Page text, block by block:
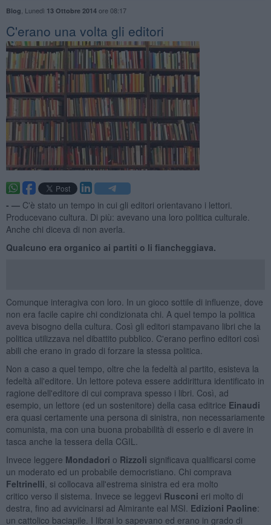
Blog Lunedì 13 Ottobre 2014ore 08:17
​C'erano una volta gli editori
- — C'è stato un tempo in cui gli editori orientavano i lettori.
Producevano cultura. Di più: avevano una loro politica culturale.
Anche chi diceva di non averla.
Qualcuno era organico ai partiti o li fiancheggiava.
Comunque interagiva con loro. In un gioco sottile di influenze, dove
non era facile capire chi condizionata chi. A quel tempo la politica
aveva bisogno della cultura. Così gli editori stampavano libri che la
politica utilizzava nel dibattito pubblico. C'erano perfino editori così
abili che erano in grado di forzare la stessa politica.
Non a caso a quel tempo, oltre che la fedeltà al partito, esisteva la
fedeltà all'editore. Un lettore poteva essere addirittura identificato in
ragione dell'editore di cui comprava spesso i libri. Così, ad
esempio, un lettore (ed un sostenitore) della casa editrice Einaudi
era quasi certamente una persona di sinistra, non necessariamente
comunista, ma con una buona probabilità di esserlo e di avere in
tasca anche la tessera della CGIL.
Invece leggere Mondadori o Rizzoli significava qualificarsi come
un moderato ed un probabile democristiano. Chi comprava
Feltrinelli , si collocava all'estrema sinistra ed era molto
critico verso il sistema. Invece se leggevi Rusconi eri molto di
destra, fino ad avvicinarsi ad Almirante eal MSI. Edizioni Paoline:
un cattolico baciapile. I librai lo sapevano ed erano in grado di